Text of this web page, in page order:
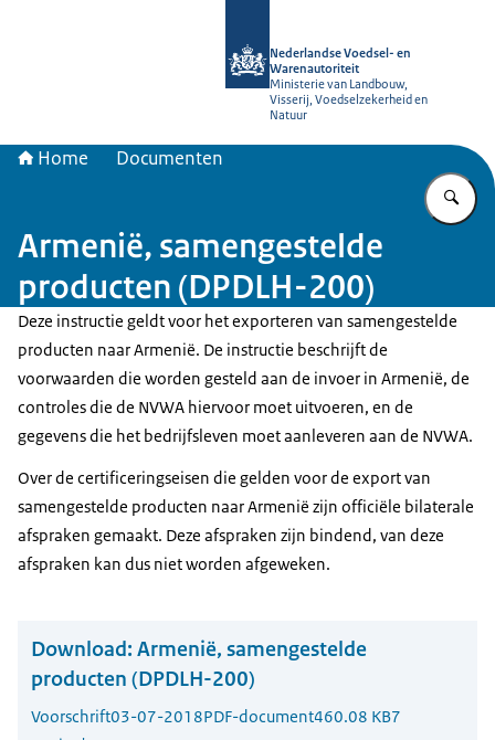
Nederlandse Voedsel- en
Warenautoriteit
Ministerie van Landbouw,
Visserij, Voedselzekerheid en
Natuur
Home Documenten
Armenië, samengestelde
producten (DPDLH-200)
Deze instructie geldt voor het exporteren van samengestelde
producten naar Armenië. De instructie beschrijft de
voorwaarden die worden gesteld aan de invoer in Armenië, de
controles die de NVWA hiervoor moet uitvoeren, en de
gegevens die het bedrijfsleven moet aanleveren aan de NVWA.
Over de certificeringseisen die gelden voor de export van
samengestelde producten naar Armenië zijn officiële bilaterale
afspraken gemaakt. Deze afspraken zijn bindend, van deze
afspraken kan dus niet worden afgeweken.
Download: Armenië, samengestelde
producten (DPDLH-200)
Voorschrift03-07-2018PDF-document460.08 KB7